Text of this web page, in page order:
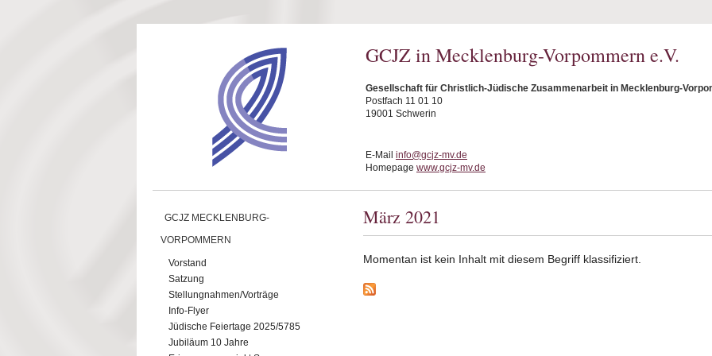
GCJZ in Mecklenburg-Vorpommern e.V.
Gesellschaft für Christlich-Jüdische Zusammenarbeit in Mecklenburg-
Postfach 11 01 10
19001 Schwerin
E-Mail info@gcjz-mv.de
Homepage www.gcjz-mv.de
GCJZ MECKLENBURG-
VORPOMMERN
Vorstand
Satzung
Stellungnahmen/Vorträge
Info-Flyer
Jüdische Feiertage 2025/5785
Jubiläum 10 Jahre
März 2021
Momentan ist kein Inhalt mit diesem Begriff klassifiziert.